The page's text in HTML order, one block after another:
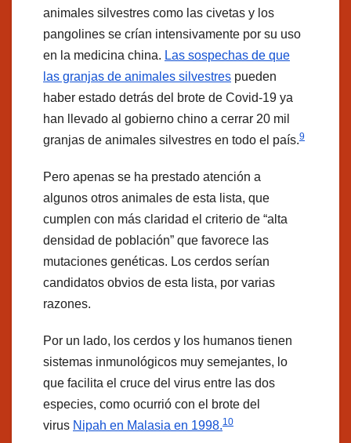
animales silvestres como las civetas y los
pangolines se crían intensivamente por su uso
en la medicina china. Las sospechas de que
las granjas de animales silvestres pueden
haber estado detrás del brote de Covid-19 ya
han llevado al gobierno chino a cerrar 20 mil
granjas de animales silvestres en todo el país.9
Pero apenas se ha prestado atención a
algunos otros animales de esta lista, que
cumplen con más claridad el criterio de “alta
densidad de población” que favorece las
mutaciones genéticas. Los cerdos serían
candidatos obvios de esta lista, por varias
razones.
Por un lado, los cerdos y los humanos tienen
sistemas inmunológicos muy semejantes, lo
que facilita el cruce del virus entre las dos
especies, como ocurrió con el brote del
virus Nipah en Malasia en 1998.10